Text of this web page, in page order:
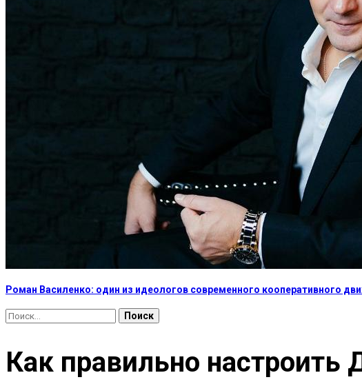
Роман Василенко: один из идеологов современного кооперативного
Найти:
Как правильно настроить